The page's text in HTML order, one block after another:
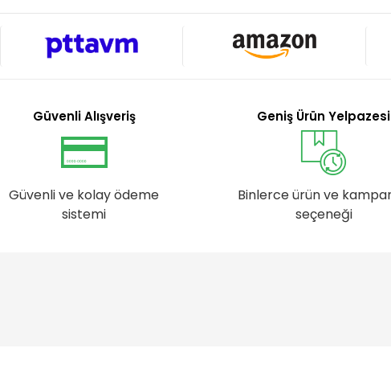
Güvenli Alışveriş
Güvenli ve kolay ödeme
sistemi
Geniş Ürün Yelpazesi
Binlerce ürün ve
seçeneği